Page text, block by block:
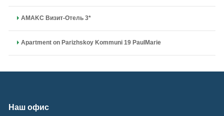
AMAKC Визит-Oтель 3*
Apartment on Parizhskoy Kommuni 19 PaulMarie
Наш офис